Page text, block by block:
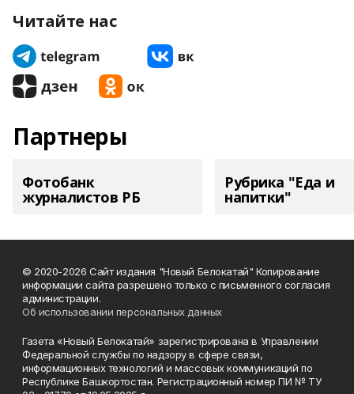
Читайте нас
Партнеры
Фотобанк
журналистов РБ
Рубрика "Еда и
напитки"
© 2020-2026 Сайт издания "Новый Белокатай" Копирование
информации сайта разрешено только с письменного согласия
администрации.
Об использовании персональных данных
Газета «Новый Белокатай» зарегистрирована в Управлении
Федеральной службы по надзору в сфере связи,
информационных технологий и массовых коммуникаций по
Республике Башкортостан. Регистрационный номер ПИ № ТУ